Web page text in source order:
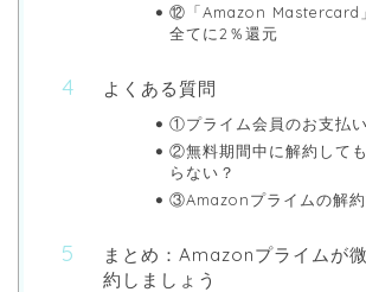
⑫「Amazon Mastercard
全てに2％還元
よくある質問
①プライム会員のお支払
②無料期間中に解約して
らない？
③Amazonプライムの解約
まとめ：Amazonプライムが
約しましょう